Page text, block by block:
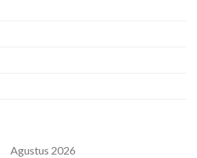
Agustus 2026